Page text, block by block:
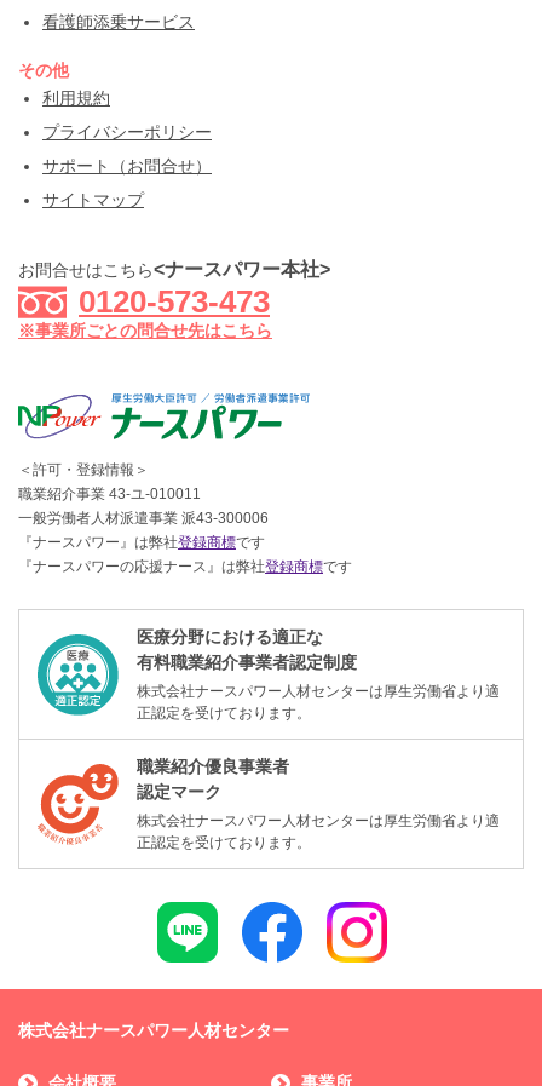
看護師添乗サービス
その他
利用規約
プライバシーポリシー
サポート（お問合せ）
サイトマップ
お問合せはこちら<ナースパワー本社>
0120-573-473
※事業所ごとの問合せ先はこちら
＜許可・登録情報＞
職業紹介事業 43-ユ-010011
一般労働者人材派遣事業 派43-300006
『ナースパワー』は弊社登録商標です
『ナースパワーの応援ナース』は弊社登録商標です
医療分野における適正な
有料職業紹介事業者認定制度
株式会社ナースパワー人材センターは厚生労働省より適
正認定を受けております。
職業紹介優良事業者
認定マーク
株式会社ナースパワー人材センターは厚生労働省より適
正認定を受けております。
株式会社ナースパワー人材センター